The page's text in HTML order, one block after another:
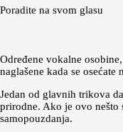
Poradite na svom glasu
Određene vokalne
naglašene kada se
Jedan od glavnih trikova
prirodne. Ako je ovo nešto
samopouzdanja.